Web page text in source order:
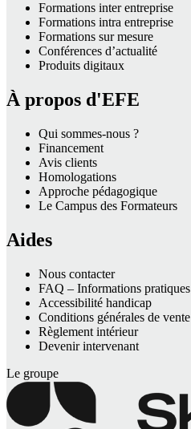
Formations inter entreprise
Formations intra entreprise
Formations sur mesure
Conférences d’actualité
Produits digitaux
À propos d'EFE
Qui sommes-nous ?
Financement
Avis clients
Homologations
Approche pédagogique
Le Campus des Formateurs
Aides
Nous contacter
FAQ – Informations pratiques
Accessibilité handicap
Conditions générales de vente
Règlement intérieur
Devenir intervenant
Le groupe